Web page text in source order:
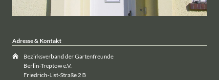
Adresse & Kontakt
Bezirksverband der Gartenfreunde
Berlin-Treptow e.V.
Friedrich-List-Straße 2 B